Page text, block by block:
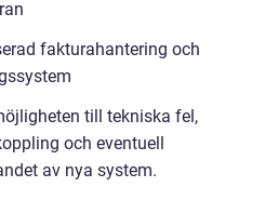
fakturahantering och
till tekniska fel,
och eventuell
av nya system.